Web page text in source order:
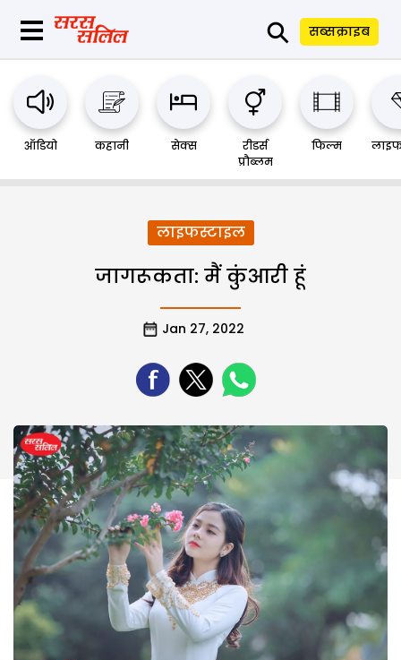
⚲ सब्सक्राइब
ऑडियो कहानी सेक्स
रीडर्स
प्रौब्लम
फिल्म
लाइफस्टाइल
जागरूकता: मैं कुंआरी हूं
Jan 27, 2022